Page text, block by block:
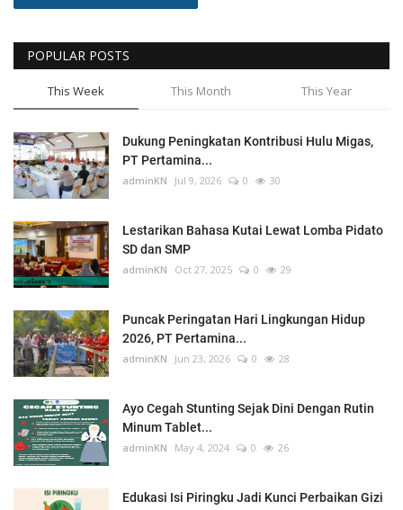
POPULAR POSTS
This Week This Month This Year
Dukung Peningkatan Kontribusi Hulu Migas,
PT Pertamina...
adminKN Jul 9, 2026 0 30
Lestarikan Bahasa Kutai Lewat Lomba Pidato
SD dan SMP
adminKN Oct 27, 2025 0 29
Puncak Peringatan Hari Lingkungan Hidup
2026, PT Pertamina...
adminKN Jun 23, 2026 0 28
Ayo Cegah Stunting Sejak Dini Dengan Rutin
Minum Tablet...
adminKN May 4, 2024 0 26
Edukasi Isi Piringku Jadi Kunci Perbaikan Gizi